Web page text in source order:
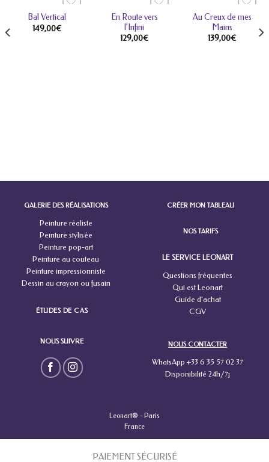
Bal Vertical
149,00€
En Route vers
l’Infini
129,00€
Au Creux de mes
Mains
139,00€
GALERIE DES RÉALISATIONS
Peinture réaliste
Peinture stylisée
Peinture pop-art
Peinture au couteau
Peinture impressionniste
Dessin au crayon ou fusain
LE SERVICE LEONART
Questions fréquentes
Qui est Leonart
Guide d'achat
CGV
NOUS SUIVRE
Leonart® - Paris
France
CRÉER MON TABLEAU
NOS TARIFS
NOUS CONTACTER
WhatsApp +33 6 35 57 02 37
Disponibilité 24h/7j
ÉTUDES DE CAS
PAIEMENT SÉCURISÉ